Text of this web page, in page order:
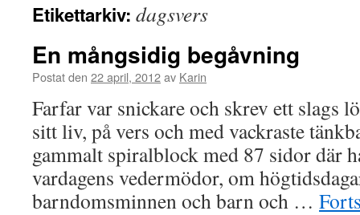
Etikettarkiv: dagsvers
En mångsidig begåvning
Postat den 22 april, 2012av Karin
Farfar var snickare och skrev ett slags
sitt liv, på vers och med vackraste
gammalt spiralblock med 87 sidor där
vardagens vedermödor, om
barndomsminnen och barn och …